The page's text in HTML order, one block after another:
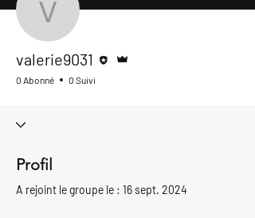
valerie9031
valerie9031
0 Abonné 0 Suivi
Profil
A rejoint le groupe le : 16 sept. 2024